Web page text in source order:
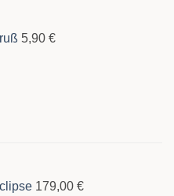
5,90 €
179,00 €